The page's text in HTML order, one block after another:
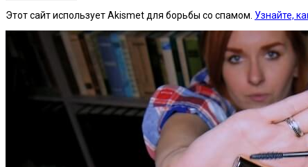
Этот сайт использует Akismet для борьбы со спамом. Узнайте,